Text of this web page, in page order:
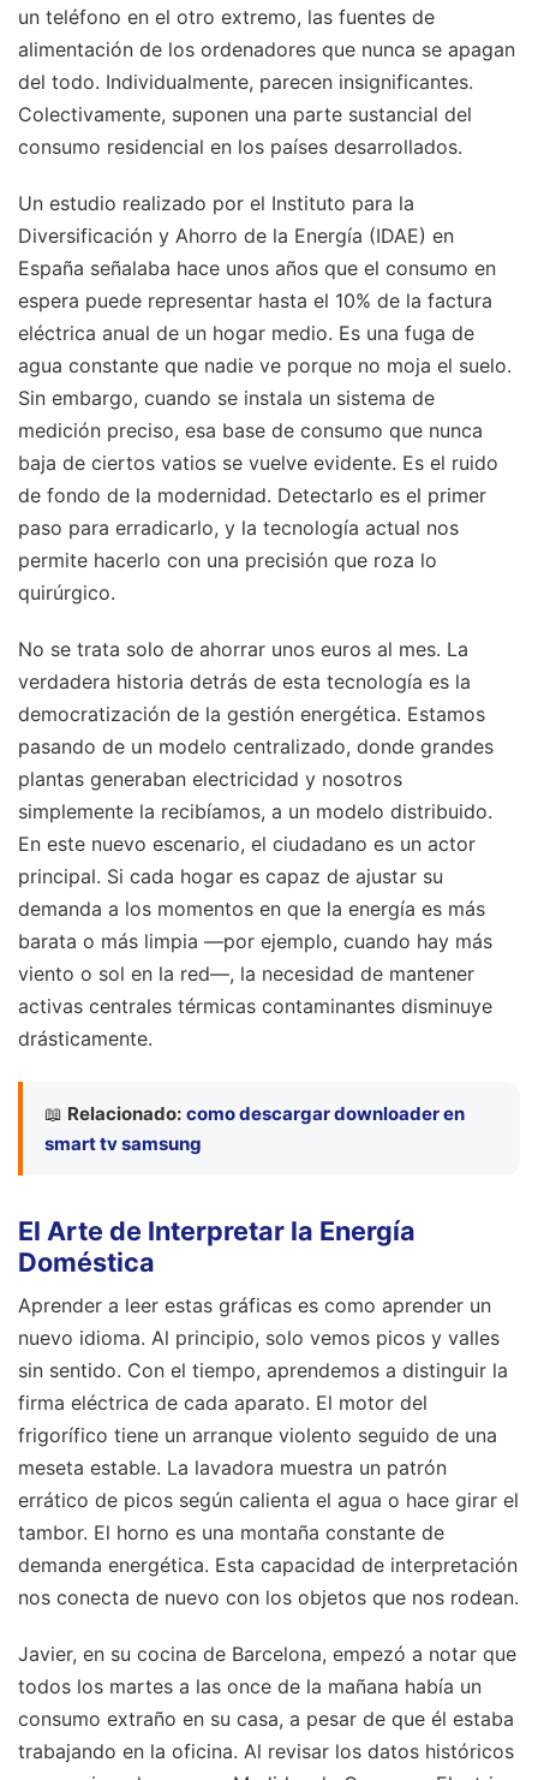
un teléfono en el otro extremo, las fuentes de
alimentación de los ordenadores que nunca se apagan
del todo. Individualmente, parecen insignificantes.
Colectivamente, suponen una parte sustancial del
consumo residencial en los países desarrollados.
Un estudio realizado por el Instituto para la
Diversificación y Ahorro de la Energía (IDAE) en
España señalaba hace unos años que el consumo en
espera puede representar hasta el 10% de la factura
eléctrica anual de un hogar medio. Es una fuga de
agua constante que nadie ve porque no moja el suelo.
Sin embargo, cuando se instala un sistema de
medición preciso, esa base de consumo que nunca
baja de ciertos vatios se vuelve evidente. Es el ruido
de fondo de la modernidad. Detectarlo es el primer
paso para erradicarlo, y la tecnología actual nos
permite hacerlo con una precisión que roza lo
quirúrgico.
No se trata solo de ahorrar unos euros al mes. La
verdadera historia detrás de esta tecnología es la
democratización de la gestión energética. Estamos
pasando de un modelo centralizado, donde grandes
plantas generaban electricidad y nosotros
simplemente la recibíamos, a un modelo distribuido.
En este nuevo escenario, el ciudadano es un actor
principal. Si cada hogar es capaz de ajustar su
demanda a los momentos en que la energía es más
barata o más limpia —por ejemplo, cuando hay más
viento o sol en la red—, la necesidad de mantener
activas centrales térmicas contaminantes disminuye
drásticamente.
📖 Relacionado: como descargar downloader en
smart tv samsung
El Arte de Interpretar la Energía
Doméstica
Aprender a leer estas gráficas es como aprender un
nuevo idioma. Al principio, solo vemos picos y valles
sin sentido. Con el tiempo, aprendemos a distinguir la
firma eléctrica de cada aparato. El motor del
frigorífico tiene un arranque violento seguido de una
meseta estable. La lavadora muestra un patrón
errático de picos según calienta el agua o hace girar el
tambor. El horno es una montaña constante de
demanda energética. Esta capacidad de interpretación
nos conecta de nuevo con los objetos que nos rodean.
Javier, en su cocina de Barcelona, empezó a notar que
todos los martes a las once de la mañana había un
consumo extraño en su casa, a pesar de que él estaba
trabajando en la oficina. Al revisar los datos históricos